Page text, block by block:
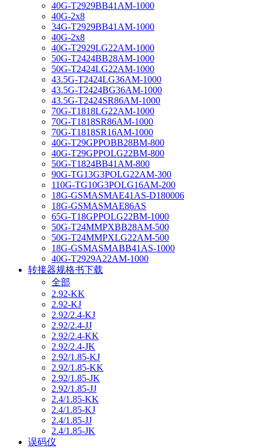
40G-T2929BB41AM-1000
40G-2x8
34G-T2929BB41AM-1000
40G-2x8
40G-T2929LG22AM-1000
50G-T2424BB28AM-1000
50G-T2424LG22AM-1000
43.5G-T2424LG36AM-1000
43.5G-T2424BG36AM-1000
43.5G-T2424SR86AM-1000
70G-T1818LG22AM-1000
70G-T1818SR86AM-1000
70G-T1818SR16AM-1000
40G-T29GPPOBB28BM-800
40G-T29GPPOLG22BM-800
50G-T1824BB41AM-800
90G-TG13G3POLG22AM-300
110G-TG10G3POLG16AM-200
18G-GSMASMAE41AS-D180006
18G-GSMASMAE86AS
65G-T18GPPOLG22BM-1000
50G-T24MMPXBB28AM-500
50G-T24MMPXLG22AM-500
18G-GSMASMABB41AS-1000
40G-T2929A22AM-1000
转接器规格书下载
全部
2.92-KK
2.92-KJ
2.92/2.4-KJ
2.92/2.4-JJ
2.92/2.4-KK
2.92/2.4-JK
2.92/1.85-KJ
2.92/1.85-KK
2.92/1.85-JK
2.92/1.85-JJ
2.4/1.85-KK
2.4/1.85-KJ
2.4/1.85-JJ
2.4/1.85-JK
误码仪